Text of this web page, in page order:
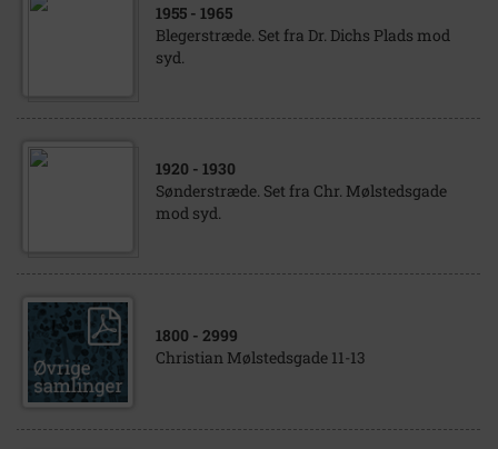
1955 - 1965
Blegerstræde. Set fra Dr. Dichs Plads mod
syd.
1920 - 1930
Sønderstræde. Set fra Chr. Mølstedsgade
mod syd.
1800 - 2999
Christian Mølstedsgade 11-13